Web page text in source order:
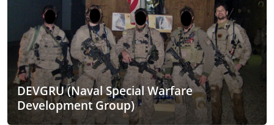
DEVGRU (Naval Special Warfare
Development Group)